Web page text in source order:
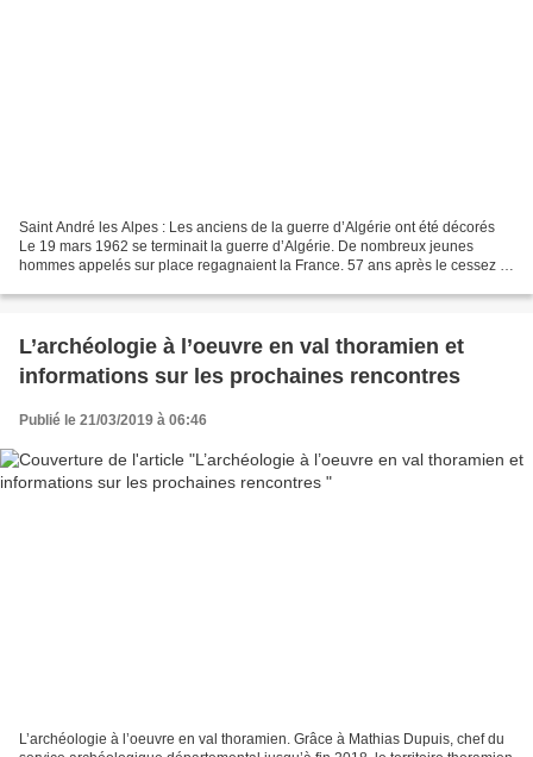
Saint André les Alpes : Les anciens de la guerre d’Algérie ont été décorés
Le 19 mars 1962 se terminait la guerre d’Algérie. De nombreux jeunes
hommes appelés sur place regagnaient la France. 57 ans après le cessez le
L’archéologie à l’oeuvre en val thoramien et
informations sur les prochaines rencontres
Publié le 21/03/2019 à 06:46
L’archéologie à l’oeuvre en val thoramien. Grâce à Mathias Dupuis, chef du